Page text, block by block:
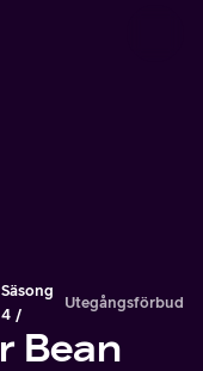
Säsong
4
Utegångsförbud
Bean